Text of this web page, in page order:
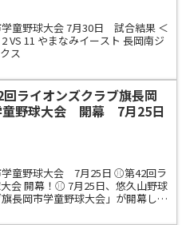
童野球大会 7月30日 試合結果 ＜
VS 11 やまなみイースト 長岡南ジ
ス
回ライオンズクラブ旗長岡
童野球大会 開幕 7月25日
童野球大会 7月25日 ⚾第42回ラ
会 開幕！⚾ 7月25日、悠久山野球
長岡市学童野球大会」が開幕しま